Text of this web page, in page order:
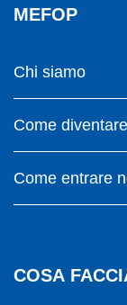
MEFOP
Chi siamo
Come
Come entrare
COSA